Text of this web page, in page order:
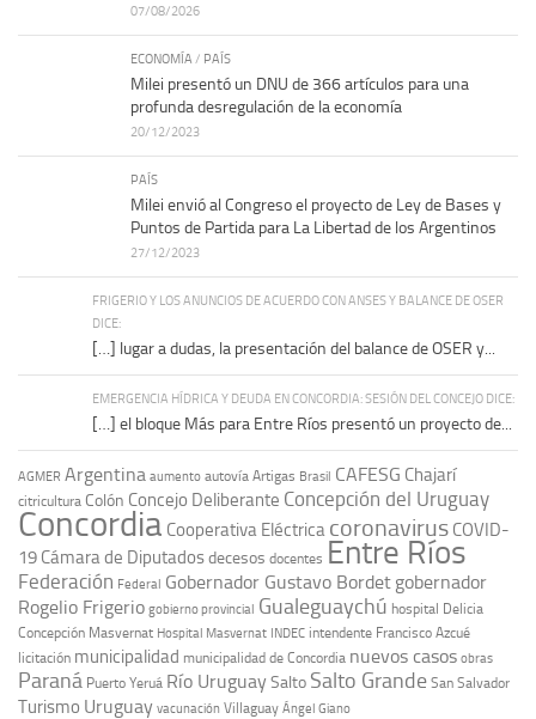
07/08/2026
ECONOMÍA / PAÍS
Milei presentó un DNU de 366 artículos para una
profunda desregulación de la economía
20/12/2023
PAÍS
Milei envió al Congreso el proyecto de Ley de Bases y
Puntos de Partida para La Libertad de los Argentinos
27/12/2023
FRIGERIO Y LOS ANUNCIOS DE ACUERDO CON ANSES Y BALANCE DE OSER
DICE:
[…] lugar a dudas, la presentación del balance de OSER y...
EMERGENCIA HÍDRICA Y DEUDA EN CONCORDIA: SESIÓN DEL CONCEJO DICE:
[…] el bloque Más para Entre Ríos presentó un proyecto de...
AGMER Argentina aumento autovía Artigas Brasil CAFESG Chajarí
citricultura Colón Concejo Deliberante Concepción del Uruguay
Concordia Cooperativa Eléctrica coronavirus COVID-
19 Cámara de Diputadosdecesos docentes Entre Ríos
Federación Federal Gobernador Gustavo Bordet gobernador
Rogelio Frigerio gobierno provincial Gualeguaychú hospital Delicia
Concepción Masvernat Hospital Masvernat INDEC intendente Francisco Azcué
licitación municipalidad municipalidad de Concordia nuevos casos obras
Paraná Puerto Yeruá Río UruguaySalto Salto Grande San Salvador
Turismo Uruguay vacunación Villaguay Ángel Giano